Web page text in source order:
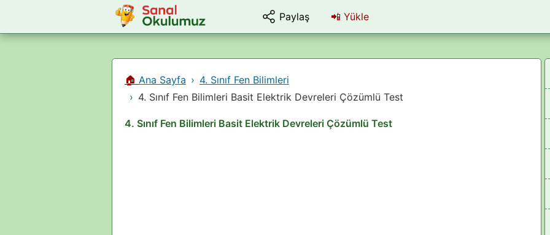
Paylaş 📲 Yükle
🏠 Ana Sayfa
4. Sınıf Fen Bilimleri
4. Sınıf Fen Bilimleri Basit Elektrik Devreleri Çözümlü Test
4. Sınıf Fen Bilimleri Basit Elektrik Devreleri Çözümlü Test